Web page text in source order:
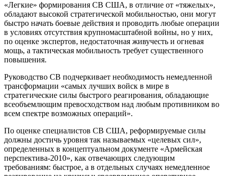
«Легкие» формирования СВ США, в отличие от «тяжелых»,
обладают высокой стратегической мобильностью, они могут
быстро начать боевые действия и проводить любые операции
в условиях отсутствия крупномасштабной войны, но у них,
по оценке экспертов, недостаточная живучесть и огневая
мощь, а тактическая мобильность требует существенного
повышения.
Руководство СВ подчеркивает необходимость немедленной
трансформации «самых лучших войск в мире в
стратегические силы быстрого реагирования, обладающие
всеобъемлющим превосходством над любым противником во
всем спектре возможных операций».
По оценке специалистов СВ США, реформируемые силы
должны достичь уровня так называемых «целевых сил»,
определенных в концептуальном документе «Армейская
перспектива-2010», как отвечающих следующим
требованиям: быстрое, а в отдельных случаях немедленное